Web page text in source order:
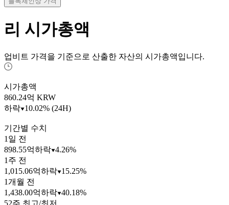
리 시가총액
업비트 가격을 기준으로 산출한 자산의 시가총액입니다.
시가총액
860.24억 KRW
하락 10.02% (24H)
기간별 수치
1일 전
898.55억하락 4.26%
1주 전
1,015.06억하락 15.25%
1개월 전
1,438.00억하락 40.18%